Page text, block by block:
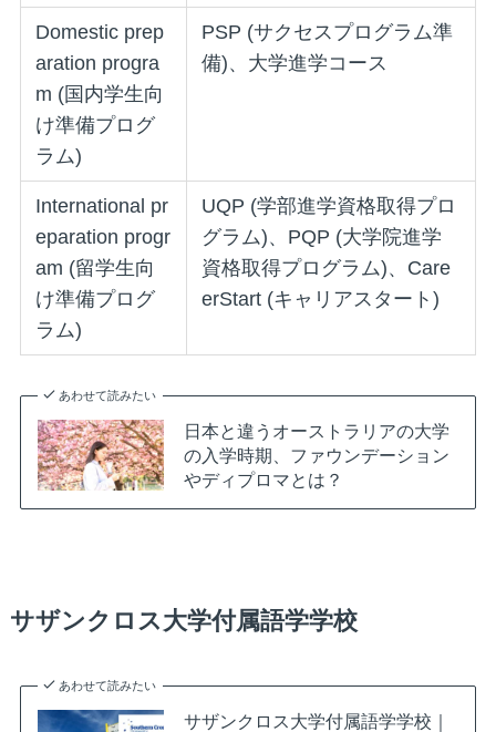
Domestic prep
aration progra
m (国内学生向
け準備プログ
ラム)
PSP (サクセスプログラム準
備)、大学進学コース
International pr
eparation progr
am (留学生向
け準備プログ
ラム)
UQP (学部進学資格取得プロ
グラム)、PQP (大学院進学
資格取得プログラム)、Care
erStart (キャリアスタート)
あわせて読みたい
日本と違うオーストラリアの大学
の入学時期、ファウンデーション
やディプロマとは？
サザンクロス大学付属語学学校
あわせて読みたい
サザンクロス大学付属語学学校｜